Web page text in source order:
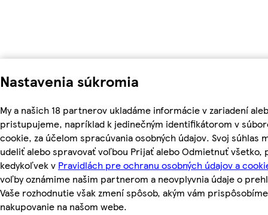
Nastavenia súkromia
My a našich 18 partnerov ukladáme informácie v zariadení
pristupujeme, napríklad k jedinečným identifikátorom v
cookie, za účelom spracúvania osobných údajov. Svoj súhlas
udeliť alebo spravovať voľbou Prijať alebo Odmietnuť všetko,
kedykoľvek v Pravidlách pre ochranu osobných údajov a
voľby oznámime našim partnerom a neovplyvnia údaje o
Vaše rozhodnutie však zmení spôsob, akým vám prispôsobíme
nakupovanie na našom webe.